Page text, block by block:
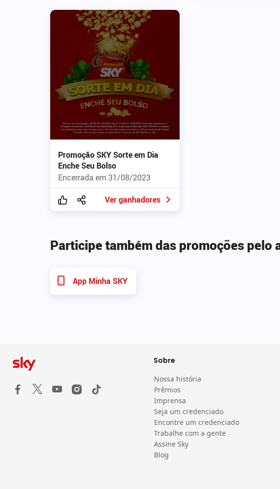
Promoção SKY Sorte em Dia
Enche Seu Bolso
Encerrada em 31/08/2023
Ver ganhadores
Participe também das promoções pelo
App Minha SKY
Sobre
Nossa história
Prêmios
Imprensa
Seja um credenciado
Encontre um credenciado
Trabalhe com a gente
Assine Sky
Blog